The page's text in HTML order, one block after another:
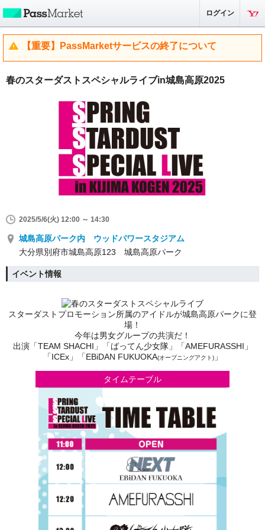
ログイン
【重要】PassMarketサービスの終了について
春のスターダストスペシャルライブin城島高原2025
2025/5/6(火) 12:00 ～ 14:30
城島高原パーク内 ウッドパワースタジアム
大分県別府市城島高原123 城島高原パーク
イベント情報
スターダストプロモーション所属のアイドルが城島高原パークに登
場！
今年は男女グループの共演だ！
出演「TEAM SHACHI」「ばってん少女隊」「AMEFURASSHI」
「ICEx」
「EBiDAN FUKUOKA(オープニングアクト)」
タイムテーブル